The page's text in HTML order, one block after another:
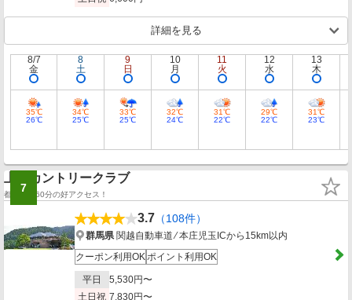
詳細を見る
8/7
金
35℃
26℃
8
土
34℃
25℃
9
日
33℃
25℃
10
月
32℃
24℃
11
火
31℃
22℃
12
水
29℃
22℃
13
木
31℃
23℃
7
上武カントリークラブ
都内から60分の好アクセス！
3.7 （108件）
群馬県関越自動車道 ⁄ 本庄児玉ICから15km以内
クーポン利用OKポイント利用OK
平日
5,530円〜
土日祝 7,830円〜